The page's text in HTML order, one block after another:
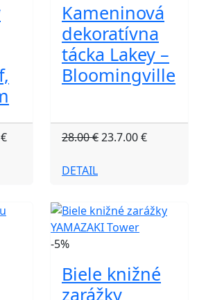
Kameninová
dekoratívna
tácka Lakey –
Bloomingville
28.00 €23.7.00 €
DETAIL
-5%
Biele knižné
zarážky